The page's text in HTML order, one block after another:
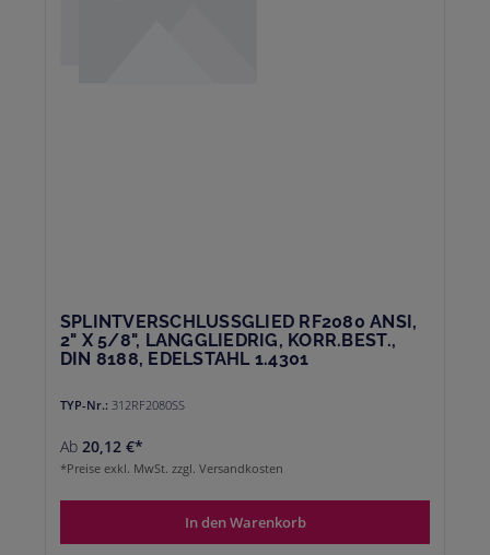
SPLINTVERSCHLUSSGLIED RF2080 ANSI,
2" X 5/8", LANGGLIEDRIG, KORR.BEST.,
DIN 8188, EDELSTAHL 1.4301
TYP-Nr.: 312RF2080SS
Ab 20,12 €*
*Preise exkl. MwSt. zzgl. Versandkosten
In den Warenkorb